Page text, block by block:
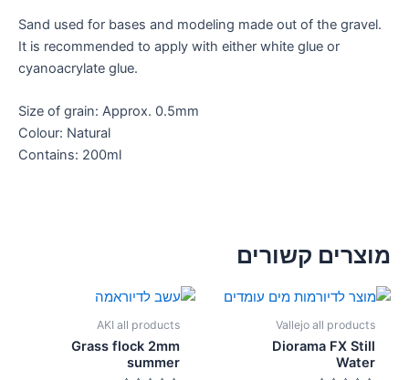
Sand used for bases and modeling made out of the gravel.
It is recommended to apply with either white glue or
cyanoacrylate glue.
Size of grain: Approx. 0.5mm
Colour: Natural
Contains: 200ml
מוצרים קשורים
Vallejo all products
Diorama FX Still
Water
AKI all products
Grass flock 2mm
summer